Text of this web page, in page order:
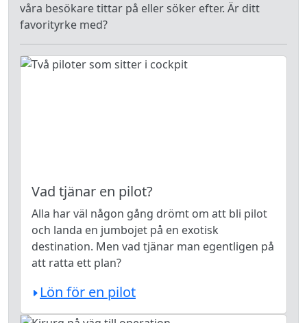
våra besökare tittar på eller söker efter. Är ditt
favorityrke med?
Vad tjänar en pilot?
Alla har väl någon gång drömt om att bli pilot
och landa en jumbojet på en exotisk
destination. Men vad tjänar man egentligen på
att ratta ett plan?
Lön för en pilot